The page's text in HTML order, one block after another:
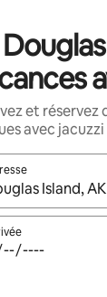
et réservez
avec
les